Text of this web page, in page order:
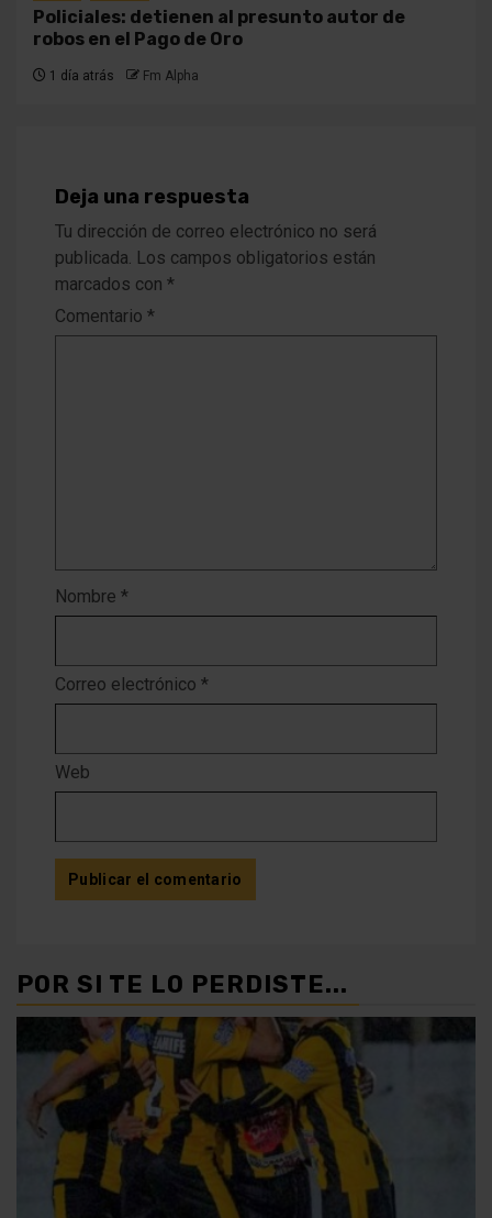
Policiales: detienen al presunto autor de
robos en el Pago de Oro
1 día atrás Fm Alpha
Deja una respuesta
Tu dirección de correo electrónico no será
publicada. Los campos obligatorios están
marcados con *
Comentario *
Nombre *
Correo electrónico *
Web
POR SI TE LO PERDISTE...